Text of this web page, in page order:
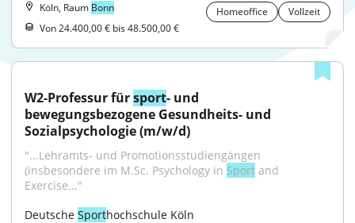
Köln, Raum Bonn Homeoffice
Vollzeit
Von 24.400,00 € bis 48.500,00 €
W2-Professur für sport- und
bewegungsbezogene Gesundheits- und
Sozialpsychologie (m/w/d)
"...Lehramts- und Promotionsstudiengängen
(insbesondere im M.Sc. Psychology in Sport and
Exercise..."
Deutsche Sporthochschule Köln